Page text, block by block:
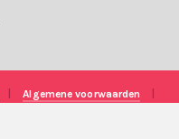
Algemene voorwaarden